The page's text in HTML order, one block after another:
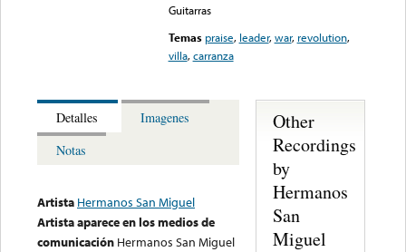
Guitarras
Temas praise, leader,war, revolution,
villa,carranza
Detalles
Imagenes
Notas
Artista Hermanos San Miguel
Artista aparece en los medios de
comunicación Hermanos San Miguel
Other
Recordings
by
Hermanos
San
Miguel